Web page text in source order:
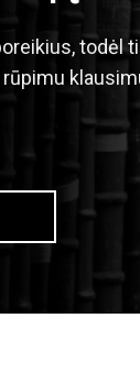
todėl